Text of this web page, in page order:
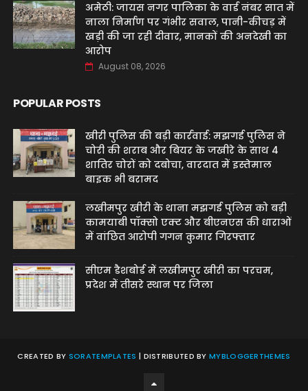
अमेठी: जायस नगर पालिका के वार्ड नंबर सात में
नाला निर्माण पर गंभीर सवाल, पानी-कीचड़ में
खड़ी की जा रही दीवार, मानकों की अनदेखी का
आरोप
August 08, 2026
POPULAR POSTS
खीरी पुलिस की बड़ी कार्रवाई: मझगई पुलिस ने
चोरी की शराब और बियर के जखीरे के साथ 4
शातिर चोरों को दबोचा, वारदात में इस्तेमाल
बाइक भी बरामद
लखीमपुर खीरी के थाना मझगई पुलिस को बड़ी
कामयाबी पॉक्सो एक्ट और बीएनएस की धाराओं
में वांछित आरोपी गगन कुमार गिरफ्तार
सीएम डैशबोर्ड में लखीमपुर खीरी का परचम,
प्रदेश में तीसरे स्थान पर जिला
CREATED BY SORATEMPLATES | DISTRIBUTED BYMYBLOGGERTHEMES